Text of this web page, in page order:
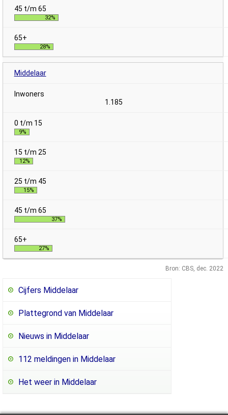
32%
28%
Middelaar
1.185
9%
12%
15%
37%
27%
Bron: CBS, dec. 2022
Cijfers Middelaar
Plattegrond van Middelaar
Nieuws in Middelaar
112 meldingen in Middelaar
Het weer in Middelaar